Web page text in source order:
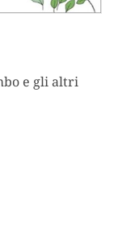
e gli altri